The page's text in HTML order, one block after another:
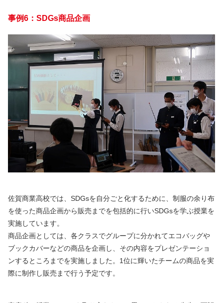
事例6：SDGs商品企画
佐賀商業高校では、SDGsを自分ごと化するために、制服の余り布
を使った商品企画から販売までを包括的に行いSDGsを学ぶ授業を
実施しています。
商品企画としては、各クラスでグループに分かれてエコバッグや
ブックカバーなどの商品を企画し、その内容をプレゼンテーショ
ンするところまでを実施しました。1位に輝いたチームの商品を実
際に制作し販売まで行う予定です。